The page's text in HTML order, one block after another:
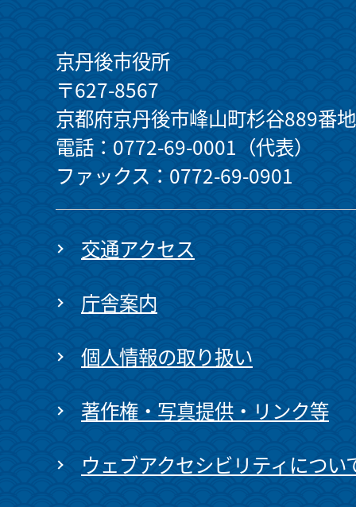
京丹後市役所
〒627-8567
京都府京丹後市峰山町杉谷889番地
電話：0772-69-0001（代表）
ファックス：0772-69-0901
交通アクセス
庁舎案内
個人情報の取り扱い
著作権・写真提供・リンク等
ウェブアクセシビリティについ